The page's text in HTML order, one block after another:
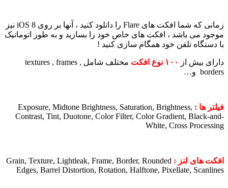
زمانی که شما افکت های Flare را دانلود کنید ، آنها بر روی iOS 8 نیز
موجود می باشد ، افکت های خاص خود را بسازید و به طور اتوماتیک
با دستگاه تلفن خود همگام سازی کنید !
دارای بیش از
مختلف شامل textures , frames ,
borders و…
فیلتر ها : Exposure, Midtone Brightness, Saturation, Brightness,
Contrast, Tint, Duotone, Color Filter, Color Gradient, Black-and-
White, Cross Processing
افکت های لنز : Grain, Texture, Lightleak, Frame, Border, Rounded
Edges, Barrel Distortion, Rotation, Halftone, Pixellate, Scanlines